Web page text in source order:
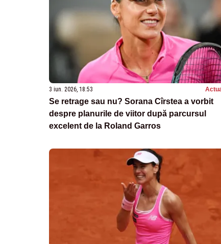
3 iun. 2026, 18:53
Se retrage sau nu? Sorana Cîrstea a vorbit
despre planurile de viitor după parcursul
excelent de la Roland Garros